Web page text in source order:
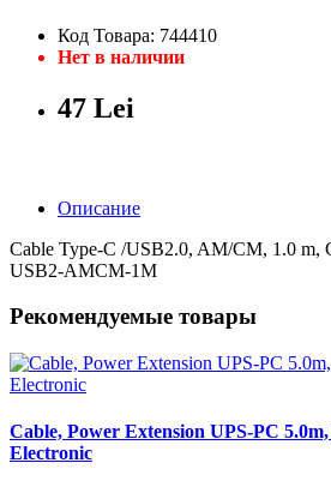
Код Товара: 744410
Нет в наличии
47 Lei
Описание
Cable Type-C /USB2.0, AM/CM, 1.0 m,
USB2-AMCM-1M
Рекомендуемые товары
Cable, Power Extension UPS-PC
Electronic